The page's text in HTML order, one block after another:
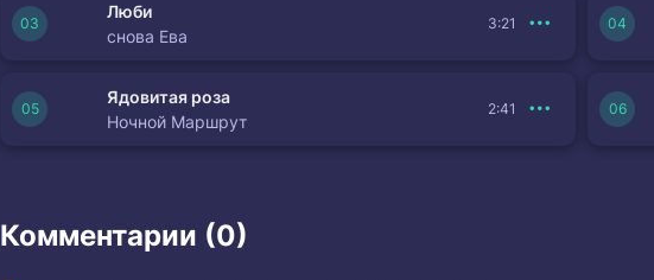
Люби
снова Ева
3:21
Ядовитая роза
Ночной Маршрут
2:41
Комментарии (0)